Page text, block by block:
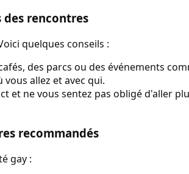
des rencontres
quelques conseils :
des parcs ou des événements
allez et avec qui.
et ne vous sentez pas obligé d'aller
recommandés
gay :